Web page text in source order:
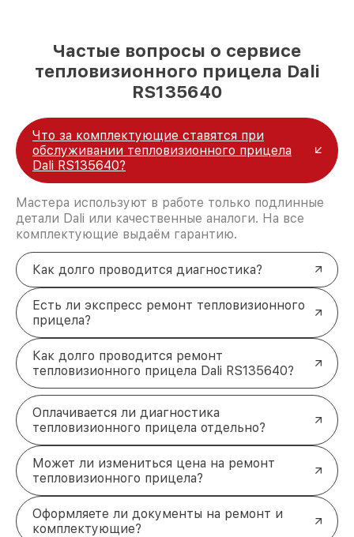
Частые вопросы о сервисе
тепловизионного прицела Dali
RS135640
Что за комплектующие ставятся при
обслуживании тепловизионного прицела
Dali RS135640?
Мастера используют в работе только подлинные
детали Dali или качественные аналоги. На все
комплектующие выдаём гарантию.
Как долго проводится диагностика?
Есть ли экспресс ремонт тепловизионного
прицела?
Как долго проводится ремонт
тепловизионного прицела Dali RS135640?
Оплачивается ли диагностика
тепловизионного прицела отдельно?
Может ли измениться цена на ремонт
тепловизионного прицела?
Оформляете ли документы на ремонт и
комплектующие?